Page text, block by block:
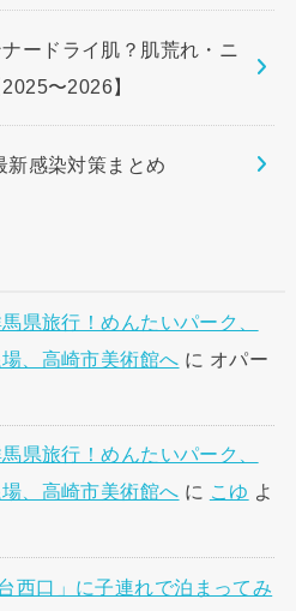
ードライ肌？肌荒れ・ニ
〜2026】
新感染対策まとめ
県旅行！めんたいパーク、
、高崎市美術館へ に オパー
県旅行！めんたいパーク、
、高崎市美術館へ に こゆ よ
西口」に子連れで泊まってみ